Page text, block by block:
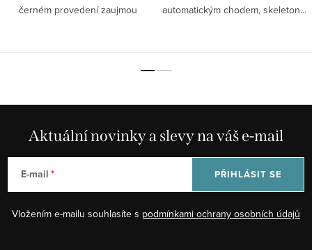
černém provedení zaujmou
automatickým chodem, skeleton...
Aktuální novinky a slevy na váš e-mail
E-mail
Vložením e-mailu souhlasíte s podmínkami ochrany osobních údajů
PŘIHLÁSIT SE